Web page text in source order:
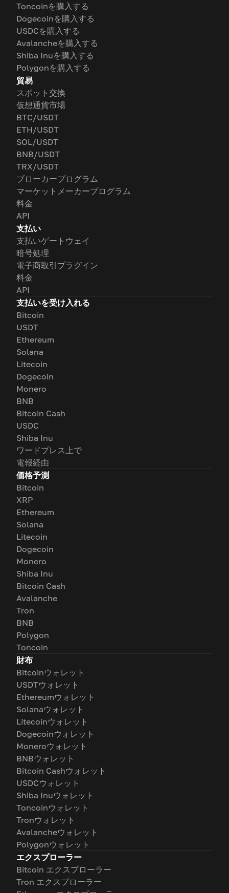
Toncoinを購入する
Dogecoinを購入する
USDCを購入する
Avalancheを購入する
Shiba Inuを購入する
Polygonを購入する
貿易
スポット交換
仮想通貨市場
BTC/USDT
ETH/USDT
SOL/USDT
BNB/USDT
TRX/USDT
ブローカープログラム
マーケットメーカープログラム
料金
API
支払い
支払いゲートウェイ
暗号処理
電子商取引プラグイン
料金
API
支払いを受け入れる
Bitcoin
USDT
Ethereum
Solana
Litecoin
Dogecoin
Monero
BNB
Bitcoin Cash
USDC
Shiba Inu
ワードプレス上で
電報経由
価格予測
Bitcoin
XRP
Ethereum
Solana
Litecoin
Dogecoin
Monero
Shiba Inu
Bitcoin Cash
Avalanche
Tron
BNB
Polygon
Toncoin
財布
Bitcoinウォレット
USDTウォレット
Ethereumウォレット
Solanaウォレット
Litecoinウォレット
Dogecoinウォレット
Moneroウォレット
BNBウォレット
Bitcoin Cashウォレット
USDCウォレット
Shiba Inuウォレット
Toncoinウォレット
Tronウォレット
Avalancheウォレット
Polygonウォレット
エクスプローラー
Bitcoin エクスプローラー
Tron エクスプローラー